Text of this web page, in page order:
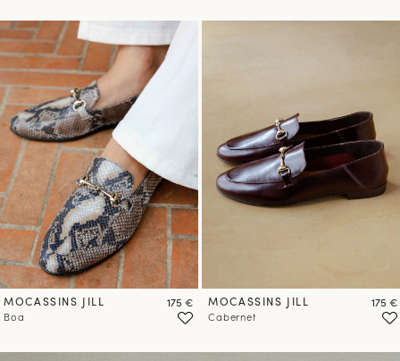
MOCASSINS JILL
Boa
Prix
175 € MOCASSINS JILL
Cabernet
Prix
175 €